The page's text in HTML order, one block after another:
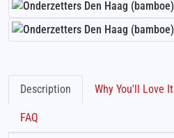
Description Why You'll Love It
FAQ